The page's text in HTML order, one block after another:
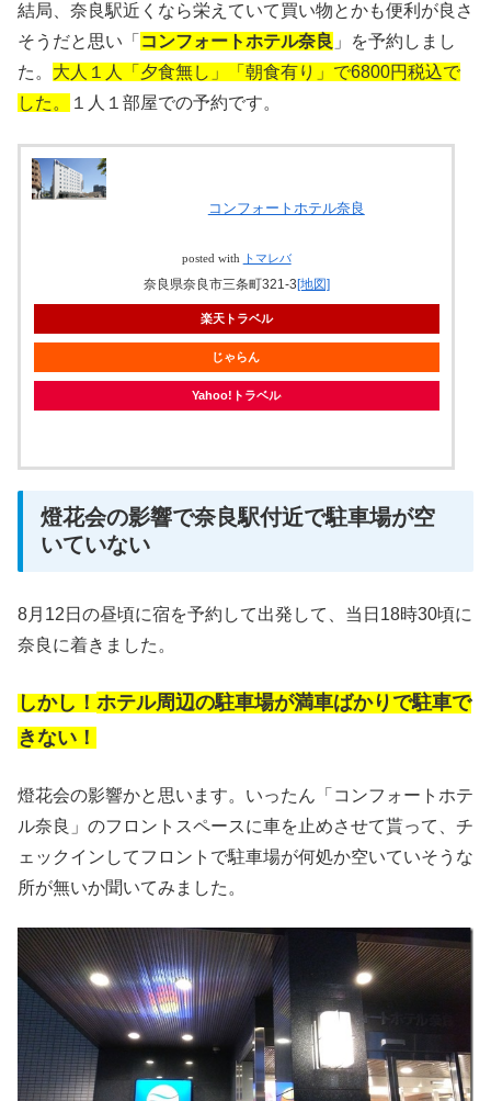
結局、奈良駅近くなら栄えていて買い物とかも便利が良さ
そうだと思い「 コンフォートホテル奈良 」を予約しまし
た。 大人１人「夕食無し」「朝食有り」で6800円税込で
した。
１人１部屋での予約です。
コンフォートホテル奈良
posted with トマレバ
奈良県奈良市三条町321-3 [地図]
楽天トラベル
じゃらん
Yahoo!トラベル
燈花会の影響で奈良駅付近で駐車場が空
いていない
8月12日の昼頃に宿を予約して出発して、当日18時30頃に
奈良に着きました。
しかし！ ホテル周辺の駐車場が満車ばかりで駐車で
きない！
燈花会の影響かと思います。いったん「コンフォートホテ
ル奈良」のフロントスペースに車を止めさせて貰って、チ
ェックインしてフロントで駐車場が何処か空いていそうな
所が無いか聞いてみました。